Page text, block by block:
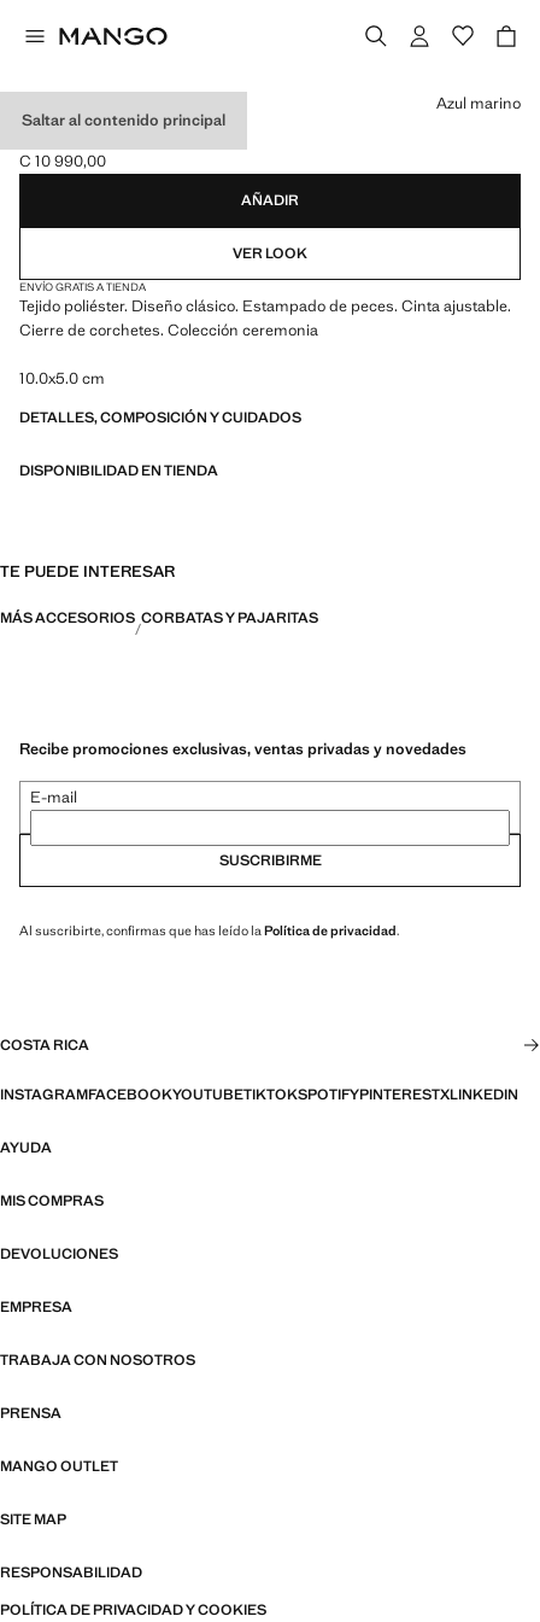
Saltar al contenido principal
PAJARITA PEZ
Precio actual [C 10 990,00 ]
C 10 990,00
Selecciona un color
Azul marino
AÑADIR
VER LOOK
ENVÍO GRATIS A TIENDA
Tejido poliéster. Diseño clásico. Estampado de peces. Cinta ajustable.
Cierre de corchetes. Colección ceremonia
10.0x5.0 cm
DETALLES, COMPOSICIÓN Y CUIDADOS
DISPONIBILIDAD EN TIENDA
TE PUEDE INTERESAR
MÁS ACCESORIOS CORBATAS Y PAJARITAS
Recibe promociones exclusivas, ventas privadas y novedades
E-mail
SUSCRIBIRME
Al suscribirte, confirmas que has leído la Política de privacidad.
COSTA RICA
INSTAGRAMFACEBOOKYOUTUBETIKTOKSPOTIFYPINTERESTXLINKEDIN
AYUDA
MIS COMPRAS
DEVOLUCIONES
EMPRESA
TRABAJA CON NOSOTROS
PRENSA
MANGO OUTLET
SITE MAP
RESPONSABILIDAD
POLÍTICA DE PRIVACIDAD Y COOKIES